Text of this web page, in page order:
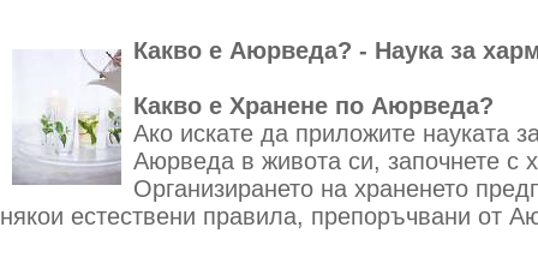
Какво е Аюрведа? - Наука за
Какво е Хранене по Аюрведа?
Ако искате да приложите науката
Аюрведа в живота си, започнете с
Организирането на храненето
някои естествени правила, препоръчвани от